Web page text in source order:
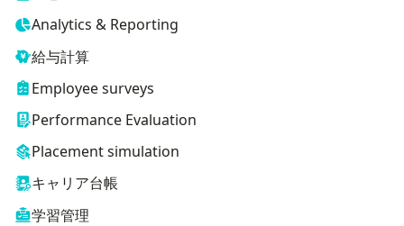
Analytics & Reporting
給与計算
Employee surveys
Performance Evaluation
Placement simulation
キャリア台帳
学習管理